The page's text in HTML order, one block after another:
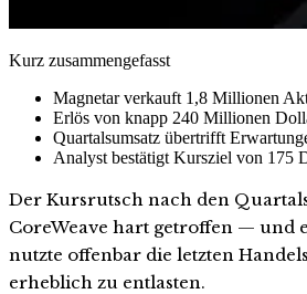
Kurz zusammengefasst
Magnetar verkauft 1,8 Millionen
Erlös von knapp 240 Millionen
Quartalsumsatz übertrifft
Analyst bestätigt Kursziel von 175
Der Kursrutsch nach den
CoreWeave hart getroffen — und
nutzte offenbar die letzten
erheblich zu entlasten.